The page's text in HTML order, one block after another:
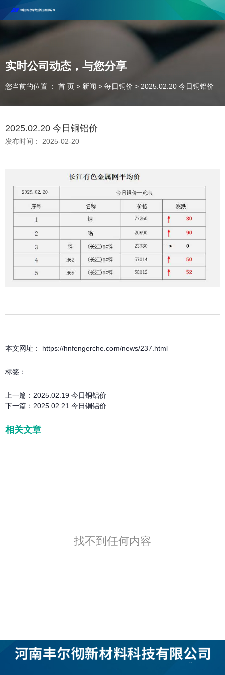
河南丰尔彻新材料科技有限公司欢迎合作咨询！
联系电话：18037947756
实时公司动态，与您分享
您当前的位置 ： 首 页 > 新闻 > 每日铜价 > 2025.02.20 今日铜铝价
2025.02.20 今日铜铝价
发布时间： 2025-02-20
本文网址： https://hnfengerche.com/news/237.html
标签：
上一篇： 2025.02.19 今日铜铝价
下一篇： 2025.02.21 今日铜铝价
相关文章
找不到任何内容